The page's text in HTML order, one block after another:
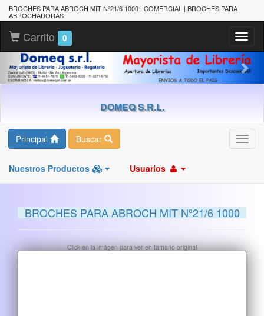
BROCHES PARA ABROCH MIT Nº21/6 1000 | COMERCIAL | BROCHES PARA
ABROCHADORAS
Carrito 0
DOMEQ S.R.L.
Principal Buscar
Nuestros Productos Usuarios
BROCHES PARA ABROCH MIT Nº21/6 1000
Click en la imágen para ver en tamaño original